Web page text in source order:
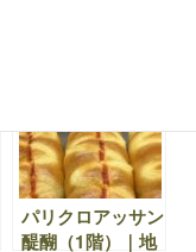
パリクロアッサン
醍醐（1階）｜地